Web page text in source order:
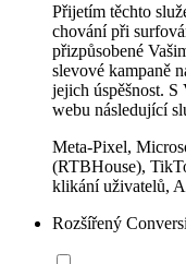
Přijetím těchto
chování při
přizpůsobené
slevové kampaně
jejich úspěšnost. S
webu následující
Meta-Pixel,
(RTBHouse),
klikání uživatelů,
Rozšířený